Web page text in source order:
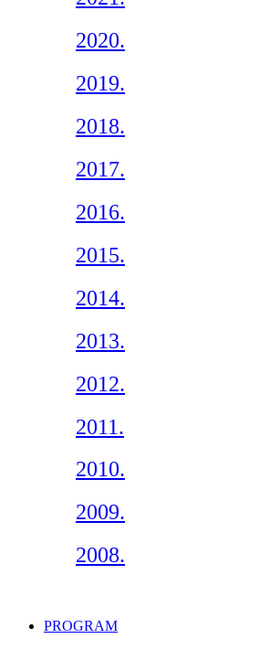
2020.
2019.
2018.
2017.
2016.
2015.
2014.
2013.
2012.
2011.
2010.
2009.
2008.
PROGRAM